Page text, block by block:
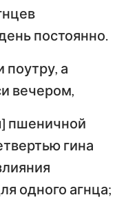
постоянно.
поутру, а
вечером,
пшеничной
гина
одного агнца;